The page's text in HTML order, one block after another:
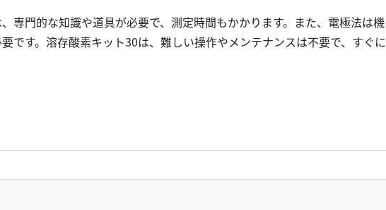
専門的な知識や道具が必要で、測定時間もかかります。また、電極法は機
です。溶存酸素キット30は、難しい操作やメンテナンスは不要で、すぐに